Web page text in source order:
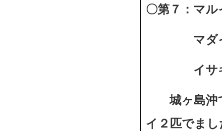
〇第７：マ
マダイ１
イサキ５
城ヶ島沖で
イ２匹でまし